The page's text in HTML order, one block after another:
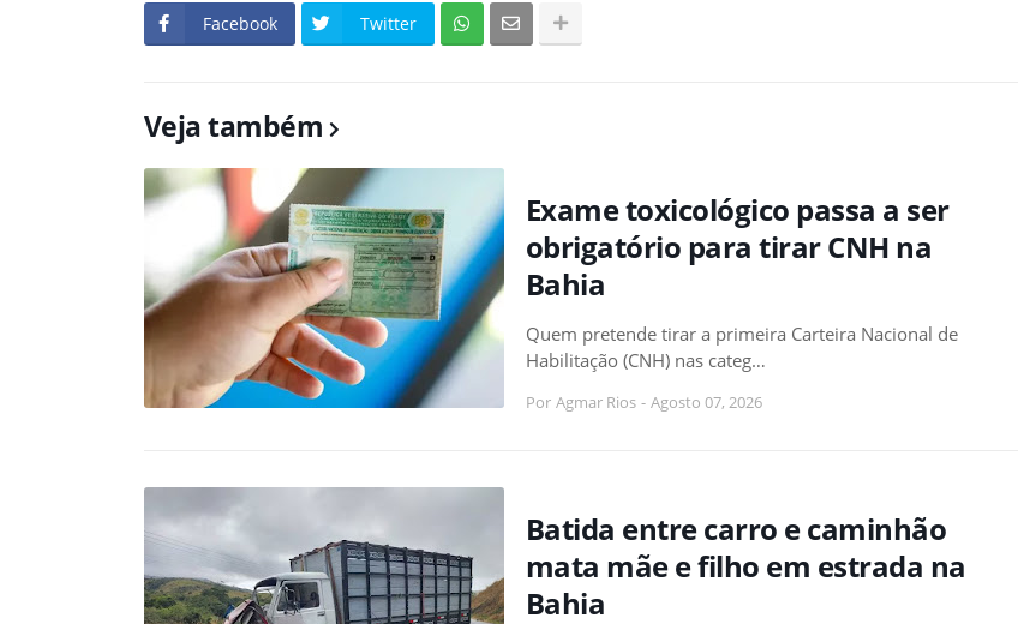
Facebook Twitter
Veja também
Exame toxicológico passa a ser
obrigatório para tirar CNH na
Bahia
Quem pretende tirar a primeira Carteira Nacional de
Habilitação (CNH) nas categ…
Por Agmar Rios - Agosto 07, 2026
Batida entre carro e caminhão
mata mãe e filho em estrada na
Bahia